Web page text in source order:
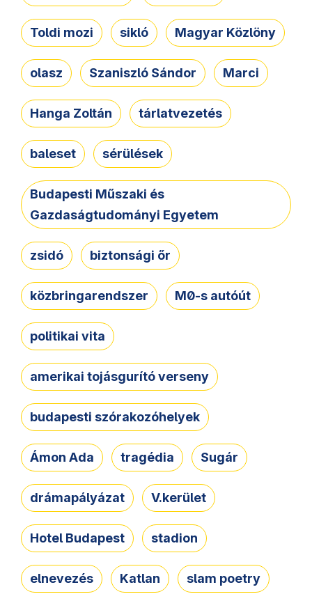
Toldi mozi sikló Magyar Közlöny
olasz Szaniszló Sándor Marci
Hanga Zoltán tárlatvezetés
baleset sérülések
Budapesti Műszaki és
Gazdaságtudományi Egyetem
zsidó biztonsági őr
közbringarendszer M0-s autóút
politikai vita
amerikai tojásgurító verseny
budapesti szórakozóhelyek
Ámon Ada tragédia Sugár
drámapályázat V.kerület
Hotel Budapest stadion
elnevezés Katlan slam poetry